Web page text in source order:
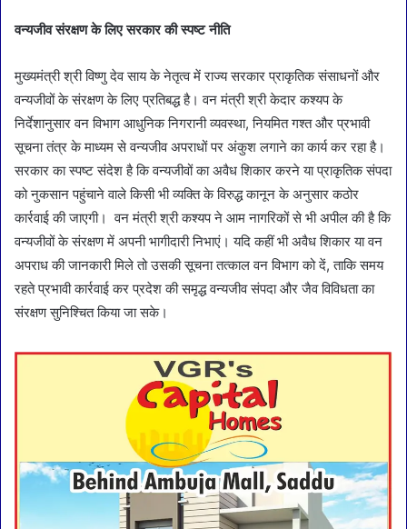
वन्यजीव संरक्षण के लिए सरकार की स्पष्ट नीति
मुख्यमंत्री श्री विष्णु देव साय के नेतृत्व में राज्य सरकार प्राकृतिक संसाधनों और
वन्यजीवों के संरक्षण के लिए प्रतिबद्ध है। वन मंत्री श्री केदार कश्यप के
निर्देशानुसार वन विभाग आधुनिक निगरानी व्यवस्था, नियमित गश्त और प्रभावी
सूचना तंत्र के माध्यम से वन्यजीव अपराधों पर अंकुश लगाने का कार्य कर रहा है।
सरकार का स्पष्ट संदेश है कि वन्यजीवों का अवैध शिकार करने या प्राकृतिक संपदा
को नुकसान पहुंचाने वाले किसी भी व्यक्ति के विरुद्ध कानून के अनुसार कठोर
कार्रवाई की जाएगी। वन मंत्री श्री कश्यप ने आम नागरिकों से भी अपील की है कि
वन्यजीवों के संरक्षण में अपनी भागीदारी निभाएं। यदि कहीं भी अवैध शिकार या वन
अपराध की जानकारी मिले तो उसकी सूचना तत्काल वन विभाग को दें, ताकि समय
रहते प्रभावी कार्रवाई कर प्रदेश की समृद्ध वन्यजीव संपदा और जैव विविधता का
संरक्षण सुनिश्चित किया जा सके।